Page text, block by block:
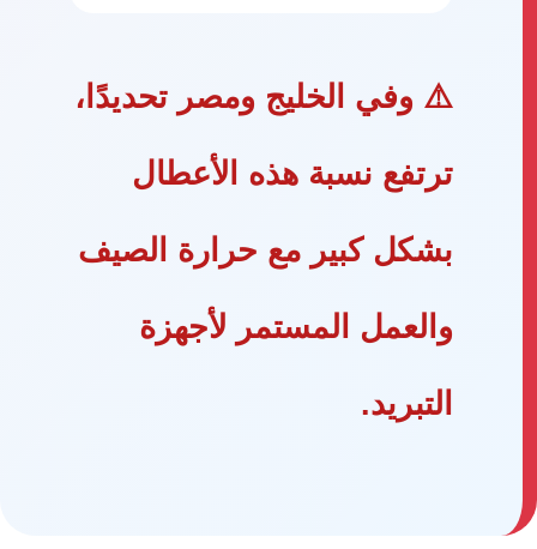
⚠️ وفي الخليج ومصر تحديدًا،
ترتفع نسبة هذه الأعطال
بشكل كبير مع حرارة الصيف
والعمل المستمر لأجهزة
التبريد.